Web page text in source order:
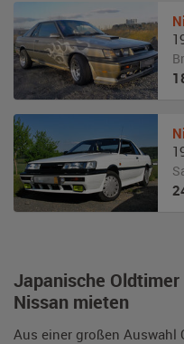
Japanische
Nissan mieten
Aus einer großen Auswahl